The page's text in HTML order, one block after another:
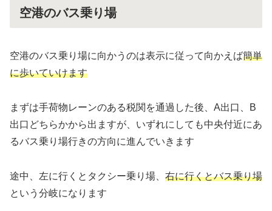
空港のバス乗り場
空港のバス乗り場に向かうのは表示に従って向かえば簡単
に歩いていけます
まずは手荷物レーンのある税関を通過した後、A出口、B
出口どちらかから出ますが、いずれにしても中央付近にあ
るバス乗り場行きの方向に進んでいきます
途中、左に行くとタクシー乗り場、 右に行くとバス乗り場
という分岐になります